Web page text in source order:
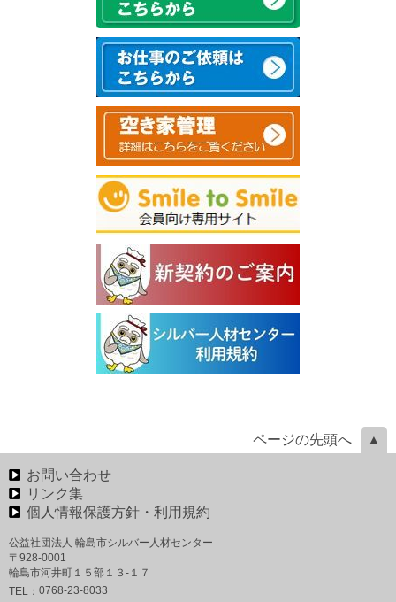
ページの先頭へ
お問い合わせ
リンク集
個人情報保護方針・利用規約
公益社団法人 輪島市シルバー人材センター
〒928-0001
輪島市河井町１５部１３-１７
TEL： 0768-23-8033